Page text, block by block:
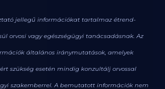
jellegű információkat tartalmaz étrend-
orvosi vagy egészségügyi tanácsadásnak. Az
általános iránymutatások, amelyek
szükség esetén mindig konzultálj orvossal
szakemberrel. A bemutatott információk nem